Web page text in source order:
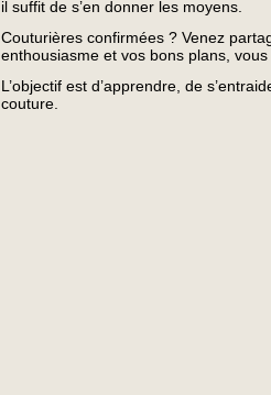
il suffit de s’en donner les moyens.
Couturières confirmées ? Venez
enthousiasme et vos bons plans,
L’objectif est d’apprendre, de
couture.